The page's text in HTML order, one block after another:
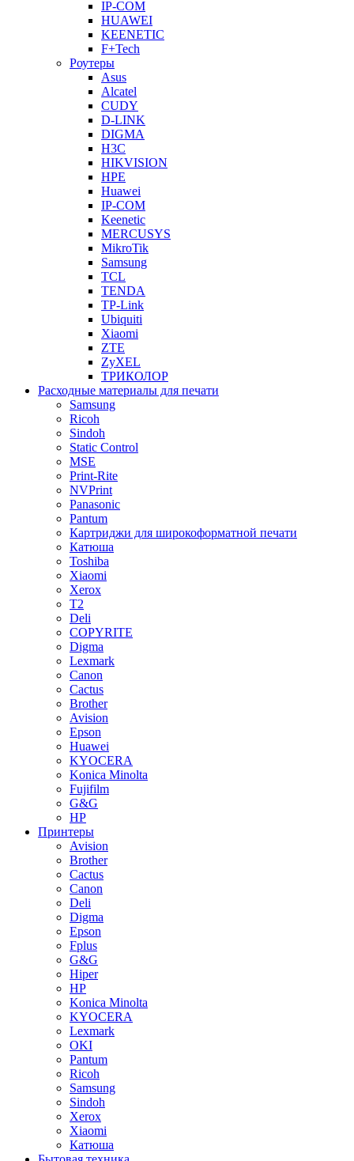
IP-COM
HUAWEI
KEENETIC
F+Tech
Роутеры
Asus
Alcatel
CUDY
D-LINK
DIGMA
H3C
HIKVISION
HPE
Huawei
IP-COM
Keenetic
MERCUSYS
MikroTik
Samsung
TCL
TENDA
TP-Link
Ubiquiti
Xiaomi
ZTE
ZyXEL
ТРИКОЛОР
Расходные материалы для печати
Samsung
Ricoh
Sindoh
Static Control
MSE
Print-Rite
NVPrint
Panasonic
Pantum
Картриджи для широкоформатной печати
Катюша
Toshiba
Xiaomi
Xerox
T2
Deli
COPYRITE
Digma
Lexmark
Canon
Cactus
Brother
Avision
Epson
Huawei
KYOCERA
Konica Minolta
Fujifilm
G&G
HP
Принтеры
Avision
Brother
Cactus
Canon
Deli
Digma
Epson
Fplus
G&G
Hiper
HP
Konica Minolta
KYOCERA
Lexmark
OKI
Pantum
Ricoh
Samsung
Sindoh
Xerox
Xiaomi
Катюша